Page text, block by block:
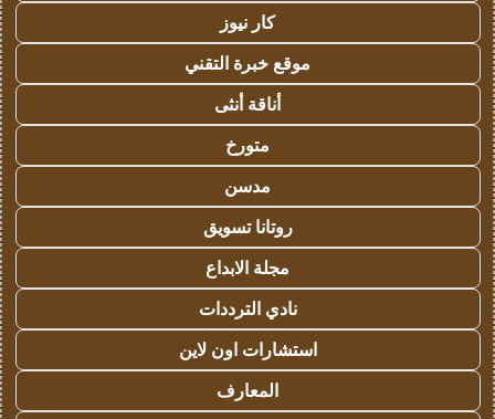
كار نيوز
موقع خبرة التقني
أناقة أنثى
متورخ
مدسن
روتانا تسويق
مجلة الابداع
نادي الترددات
استشارات اون لاين
المعارف